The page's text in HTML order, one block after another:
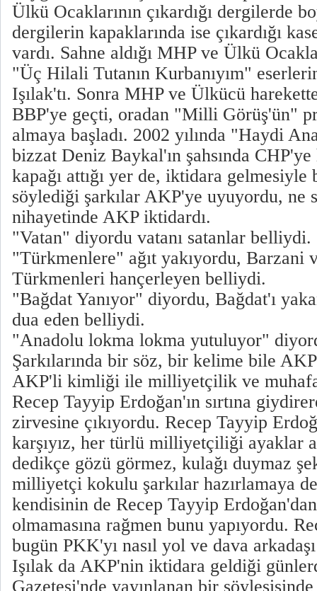
Ülkü Ocaklarının çıkardığı dergilerde
dergilerin kapaklarında ise çıkardığı
vardı. Sahne aldığı MHP ve Ülkü
"Üç Hilali Tutanın Kurbanıyım"
Işılak'tı. Sonra MHP ve Ülkücü
BBP'ye geçti, oradan "Milli Görüş'ün"
almaya başladı. 2002 yılında "Haydi
bizzat Deniz Baykal'ın şahsında
kapağı attığı yer de, iktidara
söylediği şarkılar AKP'ye uyuyordu, ne
nihayetinde AKP iktidardı.
"Vatan" diyordu vatanı satanlar belliydi.
"Türkmenlere" ağıt yakıyordu, Barzani
Türkmenleri hançerleyen belliydi.
"Bağdat Yanıyor" diyordu, Bağdat'ı
dua eden belliydi.
"Anadolu lokma lokma yutuluyor"
Şarkılarında bir söz, bir kelime bile
AKP'li kimliği ile milliyetçilik ve
Recep Tayyip Erdoğan'ın sırtına
zirvesine çıkıyordu. Recep Tayyip
karşıyız, her türlü milliyetçiliği ayaklar
dedikçe gözü görmez, kulağı duymaz
milliyetçi kokulu şarkılar hazırlamaya
kendisinin de Recep Tayyip
olmamasına rağmen bunu yapıyordu.
bugün PKK'yı nasıl yol ve dava
Işılak da AKP'nin iktidara geldiği
Gazetesi'nde yayınlanan bir